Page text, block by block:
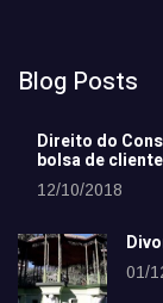
Blog Posts
Direito do
bolsa de cliente
12/10/2018
01/